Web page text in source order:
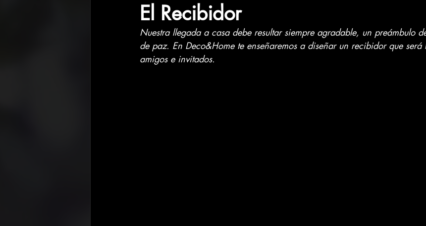
El Recibidor
Nuestra llegada a casa debe resultar siempre agradable, un preámbulo
de paz. En Deco&Home te enseñaremos a diseñar un recibidor que será
amigos e invitados.